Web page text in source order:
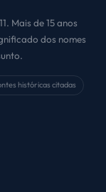
Mais de 15 anos
dos nomes
históricas citadas